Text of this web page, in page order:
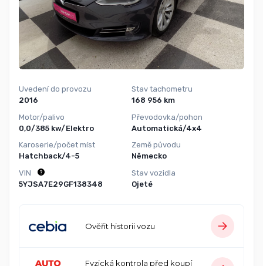
Uvedení do provozu
2016
Motor/palivo
0,0/385 kw/Elektro
Karoserie/počet míst
Hatchback/4-5
Stav tachometru
168 956 km
Převodovka/pohon
Automatická/4x4
Země původu
Německo
VIN
5YJSA7E29GF138348
Stav vozidla
Ojeté
Ověřit historii vozu
Fyzická kontrola před koupí